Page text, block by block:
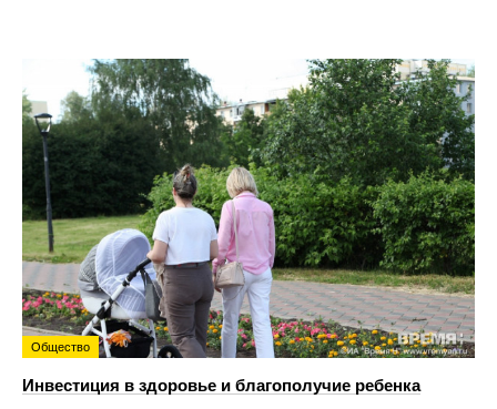
Общество
Инвестиция в здоровье и благополучие ребенка